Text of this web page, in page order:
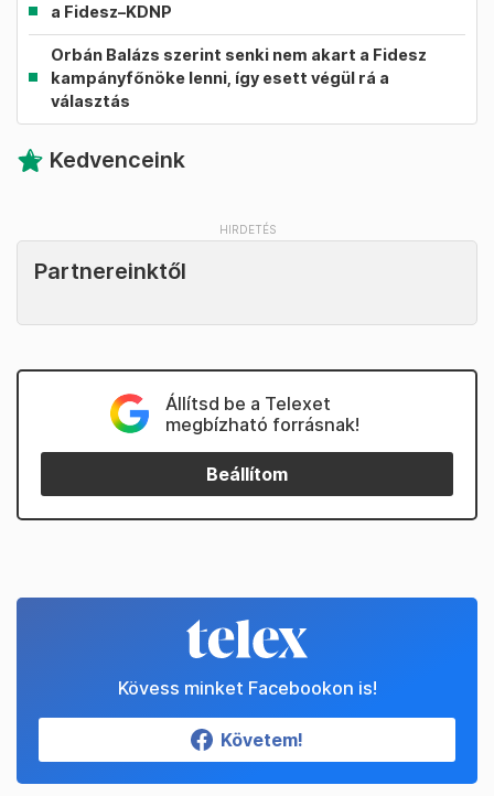
a Fidesz–KDNP
Orbán Balázs szerint senki nem akart a Fidesz
kampányfőnöke lenni, így esett végül rá a
választás
Kedvenceink
Partnereinktől
Állítsd be a Telexet
megbízható forrásnak!
Beállítom
Kövess minket Facebookon is!
Követem!